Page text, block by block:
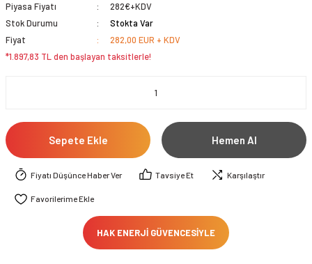
Piyasa Fiyatı
282€+KDV
Stok Durumu
Stokta Var
Fiyat
282,00 EUR + KDV
*1.897,83 TL den başlayan taksitlerle!
Sepete Ekle Hemen Al
Fiyatı Düşünce Haber Ver Tavsiye Et Karşılaştır
HAK ENERJİ GÜVENCESİYLE